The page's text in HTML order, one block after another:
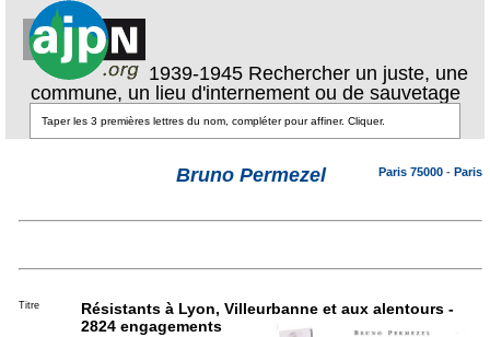
1939-1945 Rechercher un juste, une
commune, un lieu d'internement ou de sauvetage
Bruno Permezel Paris 75000 - Paris
Titre
Résistants à Lyon, Villeurbanne et aux alentours -
2824 engagements